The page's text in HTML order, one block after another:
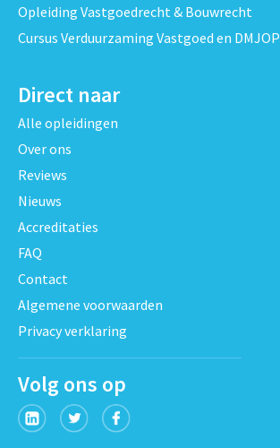
Opleiding Vastgoedrecht & Bouwrecht
Cursus Verduurzaming Vastgoed en DMJOP
Direct naar
Alle opleidingen
Over ons
Reviews
Nieuws
Accreditaties
FAQ
Contact
Algemene voorwaarden
Privacy verklaring
Volg ons op